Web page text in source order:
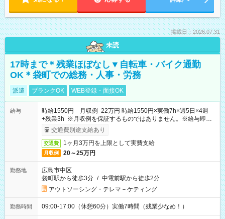
掲載日：2026.07.31
未読
17時まで＊残業ほぼなし▼自転車・バイク通勤
OK＊袋町での総務・人事・労務
派遣 ブランクOK WEB登録・面接OK
給与
時給1550円 月収例 22万円 時給1550円×実働7h×週5日×4週
+残業3h ※月収例を保証するものではありません。※給与即受
取りサービス利用可（利用条件有）
交通費別途支給あり
交通費 1ヶ月3万円を上限として実費支給
月収例 20～25万円
勤務地
広島市中区
袋町駅から徒歩3分 / 中電前駅から徒歩2分
アウトソーシング・テレマ－ケティング
勤務時間 09:00-17:00（休憩60分）実働7時間（残業少なめ！）